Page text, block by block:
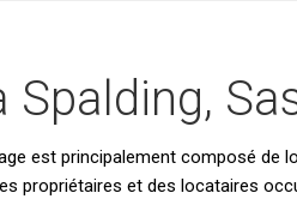
Spalding,
est principalement composé de
propriétaires et des locataires